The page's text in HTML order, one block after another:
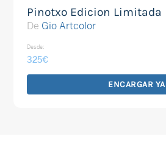
Pinotxo Edicion Limitada
De Gio Artcolor
Desde:
325€
ENCARGAR YA